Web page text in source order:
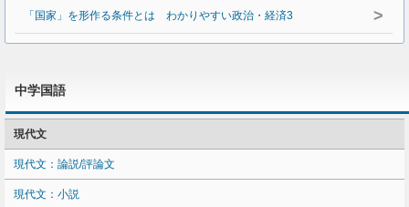
「国家」を形作る条件とは わかりやすい政治・経済3 >
中学国語
現代文
現代文：論説/評論文
現代文：小説